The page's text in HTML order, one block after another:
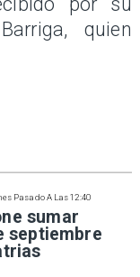
Pasado A Las 12:40
sumar
septiembre
quien